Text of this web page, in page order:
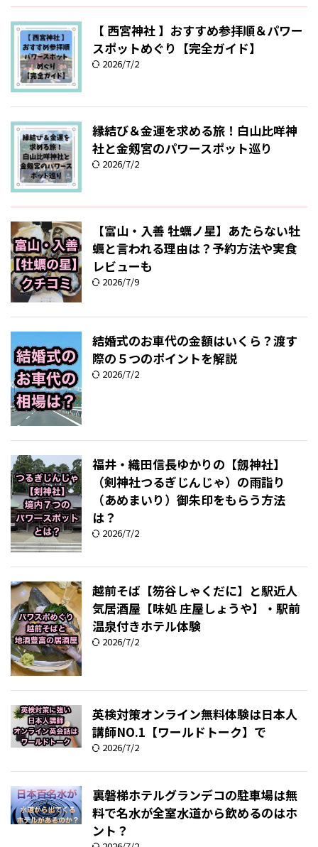
【 西宮神社 】おすすめ参拝順＆パワー
スポットめぐり【完全ガイド】
2026/7/2
縁結び＆金運を求める旅！白山比咩神
社と金剱宮のパワースポット巡り
2026/7/2
【富山・入善 牡蠣ノ星】あたらない牡
蠣と言われる理由は？予約方法や実食
レビューも
2026/7/9
結婚式のお車代の金額はいくら？渡す
際の５つのポイントを解説
2026/7/2
福井・織田信長ゆかりの【劔神社】
（剣神社つるぎじんじゃ）の雨詣り
（あめまいり）御朱印をもらう方法
は？
2026/7/2
越前そば【笏谷しゃくだに】と駅近人
気居酒屋【味処 庄屋しょうや】・駅前
温泉付きホテル体験
2026/7/2
英検対策オンライン無料体験は日本人
講師NO.1【ワールドトーク】で
2026/7/2
裏磐梯ホテルグランデコの駐車場は無
料で名水が全室水道から飲めるのはホ
ント？